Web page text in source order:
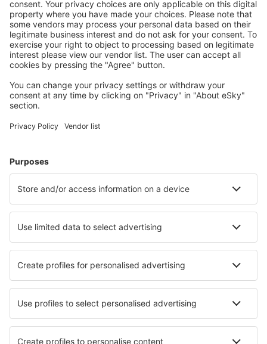
Prețuri atractive și oferte speciale pentru utilizatorii
conectați.
Cazarea preferată
Alege din peste 1,3 mil. de opţiuni: hoteluri, cabane,
Cele mai căutate hoteluri de către utilizatorii eSky
Hoteluri în Florenţa
Hoteluri în Napoli Hoteluri în Milano Hoteluri în Roma
Hoteluri în Vico Equense Hoteluri în Noto
Hoteluri în San Michele Al Tagliamento
Cele mai bune hoteluri - orașe
Hoteluri în Olympos Hoteluri în Dedha